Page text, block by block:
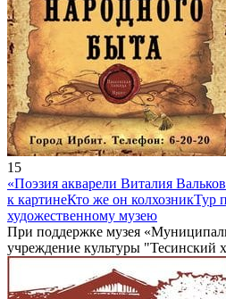
15
«Поэзия акварели Виталия
к картинеКто же он колхозникТур
художественному музею
При поддержке музея
учреждение культуры "Тесинский